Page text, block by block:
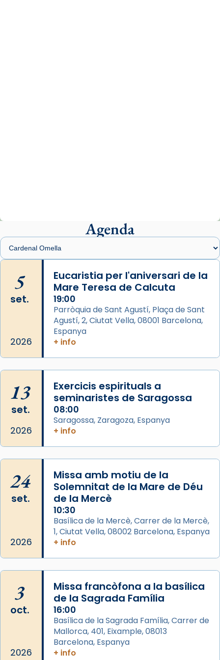
presidit aquest 27 de juliol la missa de Les
Santes de Mataró.
🔗
📸 J. Merino
Photo
View on Facebook ·
Arquebisbat de Barcelona
de Barcelona.
2 weeks ago
comitè organitzador de la visita apostòlica
del Sant Pare Lleó XIV a Barcelona, i als
col·laboradors, a la Catedral de Barcelona.
L’arquebisbe de Barcelona, el cardenal Joan
📸 Dr. G. Simón
Photo
View on Facebook ·
Arquebisbat de Barcelona
Memòria de les santes Juliana i
Semproniana, verges i màrtirs.
Acompanyant la història de sant Cugat, a
partir de l’Edat Mitjana sorgeix la tradició
que les santes Juliana (“relatiu a Júlia”) i
Semproniana (“relatiu a Semprònia =
eterna”) són deixebles seves. I l’any 1667, el
Agenda
5
set.
2026
Eucaristia per l'aniversari de la
Mare Teresa de Calcuta
19:00
Parròquia de Sant Agustí, Plaça de Sant
Agustí, 2, Ciutat Vella, 08001 Barcelona,
Espanya
+ info
13
set.
2026
Exercicis espirituals a
seminaristes de Saragossa
08:00
Saragossa, Zaragoza, Espanya
+ info
24
set.
2026
Missa amb motiu de la
Solemnitat de la Mare de Déu
de la Mercè
10:30
Basílica de la Mercè, Carrer de la Mercè,
1, Ciutat Vella, 08002 Barcelona, Espanya
+ info
3
oct.
2026
Missa francòfona a la basílica
de la Sagrada Família
16:00
Basílica de la Sagrada Família, Carrer de
Mallorca, 401, Eixample, 08013
Barcelona, Espanya
+ info